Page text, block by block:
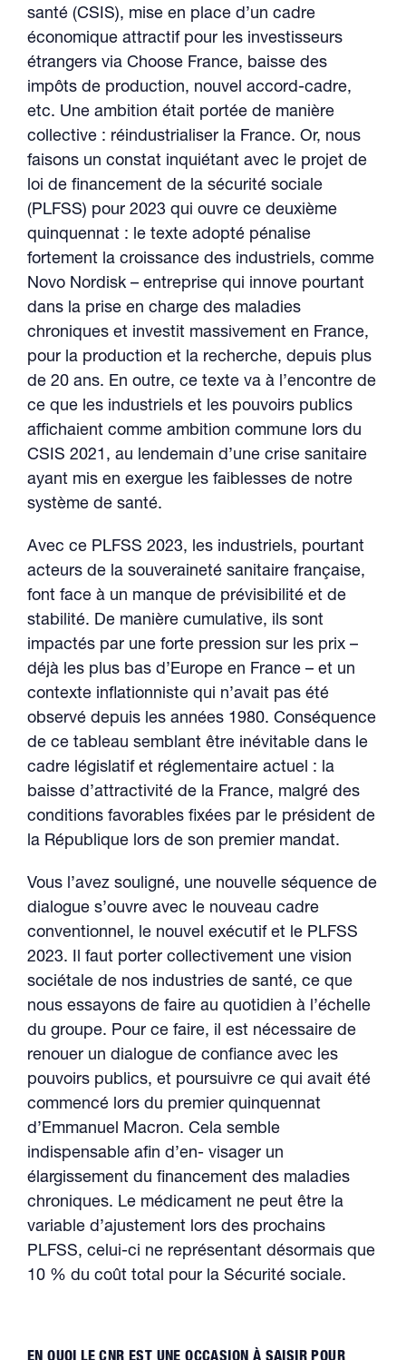
santé (CSIS), mise en place d’un cadre
économique attractif pour les investisseurs
étrangers via Choose France, baisse des
impôts de production, nouvel accord-cadre,
etc. Une ambition était portée de manière
collective : réindustrialiser la France. Or, nous
faisons un constat inquiétant avec le projet de
loi de financement de la sécurité sociale
(PLFSS) pour 2023 qui ouvre ce deuxième
quinquennat : le texte adopté pénalise
fortement la croissance des industriels, comme
Novo Nordisk – entreprise qui innove pourtant
dans la prise en charge des maladies
chroniques et investit massivement en France,
pour la production et la recherche, depuis plus
de 20 ans. En outre, ce texte va à l’encontre de
ce que les industriels et les pouvoirs publics
affichaient comme ambition commune lors du
CSIS 2021, au lendemain d’une crise sanitaire
ayant mis en exergue les faiblesses de notre
système de santé.
Avec ce PLFSS 2023, les industriels, pourtant
acteurs de la souveraineté sanitaire française,
font face à un manque de prévisibilité et de
stabilité. De manière cumulative, ils sont
impactés par une forte pression sur les prix –
déjà les plus bas d’Europe en France – et un
contexte inflationniste qui n’avait pas été
observé depuis les années 1980. Conséquence
de ce tableau semblant être inévitable dans le
cadre législatif et réglementaire actuel : la
baisse d’attractivité de la France, malgré des
conditions favorables fixées par le président de
la République lors de son premier mandat.
Vous l’avez souligné, une nouvelle séquence de
dialogue s’ouvre avec le nouveau cadre
conventionnel, le nouvel exécutif et le PLFSS
2023. Il faut porter collectivement une vision
sociétale de nos industries de santé, ce que
nous essayons de faire au quotidien à l’échelle
du groupe. Pour ce faire, il est nécessaire de
renouer un dialogue de confiance avec les
pouvoirs publics, et poursuivre ce qui avait été
commencé lors du premier quinquennat
d’Emmanuel Macron. Cela semble
indispensable afin d’en- visager un
élargissement du financement des maladies
chroniques. Le médicament ne peut être la
variable d’ajustement lors des prochains
PLFSS, celui-ci ne représentant désormais que
10 % du coût total pour la Sécurité sociale.